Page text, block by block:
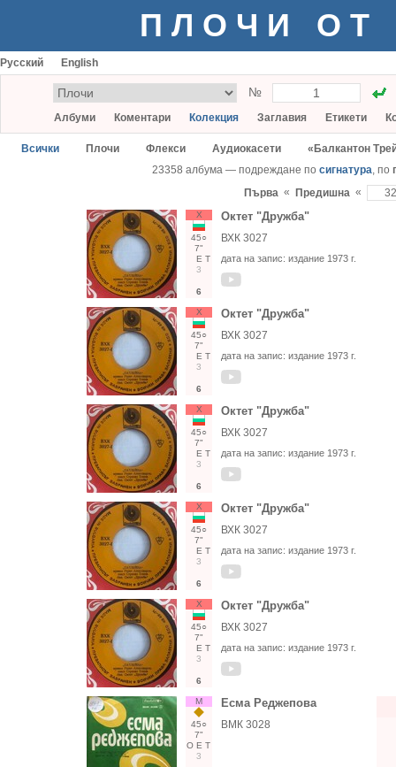
ПЛОЧИ ОТ
Русский English
№
Албуми Коментари Колекция Заглавия Етикети
Всички Плочи Флекси Аудиокасети
«Балкантон
23358 албума — подреждане по сигнатура, по
Първа « Предишна «
Х
45○
7"
Е Т
3
6
Октет "Дружба"
ВХК 3027
дата на запис: издание 1973 г.
Х
45○
7"
Е Т
3
6
Октет "Дружба"
ВХК 3027
дата на запис: издание 1973 г.
Х
45○
7"
Е Т
3
6
Октет "Дружба"
ВХК 3027
дата на запис: издание 1973 г.
Х
45○
7"
Е Т
3
6
Октет "Дружба"
ВХК 3027
дата на запис: издание 1973 г.
Х
45○
7"
Е Т
3
6
Октет "Дружба"
ВХК 3027
дата на запис: издание 1973 г.
М
45○
7"
О Е Т
3
Есма Реджепова
ВМК 3028